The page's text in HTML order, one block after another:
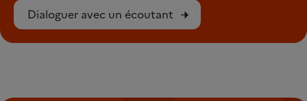
Dialoguer avec un écoutant